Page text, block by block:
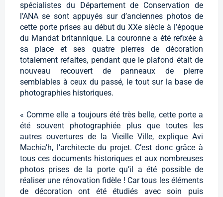
spécialistes du Département de Conservation de
l’ANA se sont appuyés sur d’anciennes photos de
cette porte prises au début du XXe siècle à l’époque
du Mandat britannique. La couronne a été refixée à
sa place et ses quatre pierres de décoration
totalement refaites, pendant que le plafond était de
nouveau recouvert de panneaux de pierre
semblables à ceux du passé, le tout sur la base de
photographies historiques.
« Comme elle a toujours été très belle, cette porte a
été souvent photographiée plus que toutes les
autres ouvertures de la Vieille Ville, explique Avi
Machia’h, l’architecte du projet. C’est donc grâce à
tous ces documents historiques et aux nombreuses
photos prises de la porte qu’il a été possible de
réaliser une rénovation fidèle ! Car tous les éléments
de décoration ont été étudiés avec soin puis